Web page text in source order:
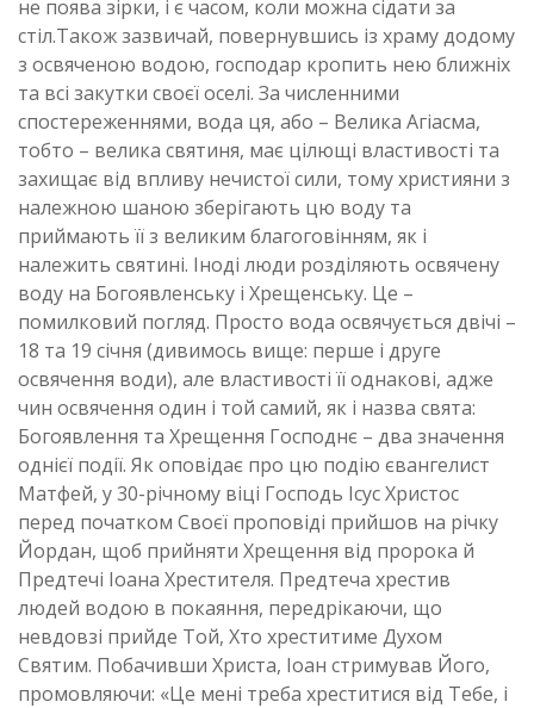
не поява зірки, і є часом, коли можна сідати за
стіл.Також зазвичай, повернувшись із храму додому
з освяченою водою, господар кропить нею ближніх
та всі закутки своєї оселі. За численними
спостереженнями, вода ця, або – Велика Агіасма,
тобто – велика святиня, має цілющі властивості та
захищає від впливу нечистої сили, тому християни з
належною шаною зберігають цю воду та
приймають її з великим благоговінням, як і
належить святині. Іноді люди розділяють освячену
воду на Богоявленську і Хрещенську. Це –
помилковий погляд. Просто вода освячується двічі –
18 та 19 січня (дивимось вище: перше і друге
освячення води), але властивості її однакові, адже
чин освячення один і той самий, як і назва свята:
Богоявлення та Хрещення Господнє – два значення
однієї події. Як оповідає про цю подію євангелист
Матфей, у 30-річному віці Господь Ісус Христос
перед початком Своєї проповіді прийшов на річку
Йордан, щоб прийняти Хрещення від пророка й
Предтечі Іоана Хрестителя. Предтеча хрестив
людей водою в покаяння, передрікаючи, що
невдовзі прийде Той, Хто хреститиме Духом
Святим. Побачивши Христа, Іоан стримував Його,
промовляючи: «Це мені треба хреститися від Тебе, і